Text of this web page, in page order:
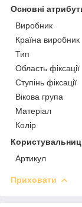
Основні
Виробник
Країна виробник
Тип
Область фіксації
Ступінь фіксації
Вікова група
Матеріал
Колір
Артикул
Приховати